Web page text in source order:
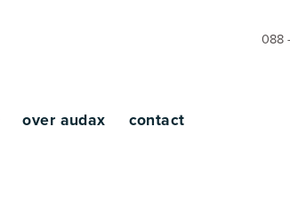
088
over audax contact